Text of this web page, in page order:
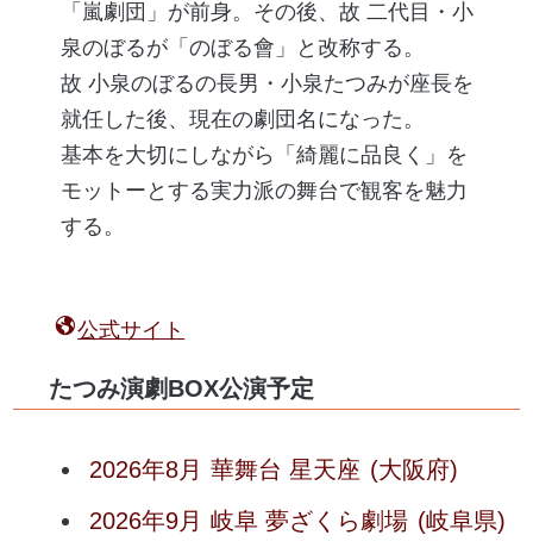
「嵐劇団」が前身。その後、故 二代目・小
泉のぼるが「のぼる會」と改称する。
故 小泉のぼるの長男・小泉たつみが座長を
就任した後、現在の劇団名になった。
基本を大切にしながら「綺麗に品良く」を
モットーとする実力派の舞台で観客を魅力
する。
公式サイト
たつみ演劇BOX公演予定
2026年8月 華舞台 星天座 (大阪府)
2026年9月 岐阜 夢ざくら劇場 (岐阜県)